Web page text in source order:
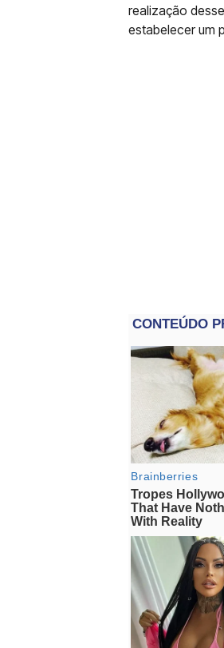
realização
estabelecer um